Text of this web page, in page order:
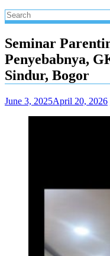
Seminar
Penyebabnya,
Sindur, Bogor
June 3, 2025April 20, 2026